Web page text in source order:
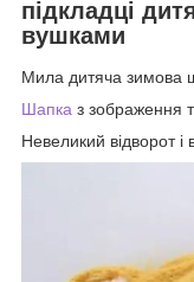
підкладці
вушками
Мила дитяча зимова
Шапка з зображення
Невеликий відворот і